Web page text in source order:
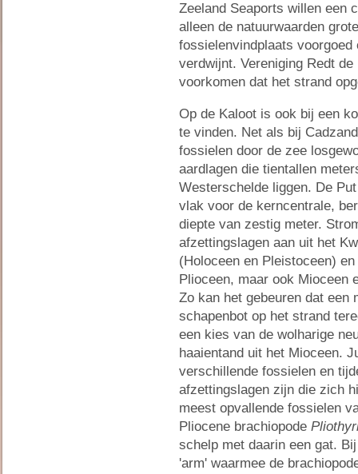
Zeeland Seaports willen een
alleen de natuurwaarden
fossielenvindplaats voorgoed
verdwijnt. Vereniging Redt
voorkomen dat het strand
Op de Kaloot is ook bij een
te vinden. Net als bij
fossielen door de zee
aardlagen die tientallen
Westerschelde liggen. De
vlak voor de kerncentrale,
diepte van zestig meter.
afzettingslagen aan uit het
(Holoceen en Pleistoceen)
Plioceen, maar ook Mioceen
Zo kan het gebeuren dat een
schapenbot op het strand
een kies van de wolharige
haaientand uit het Mioceen.
verschillende fossielen en
afzettingslagen zijn die zich
meest opvallende fossielen
Pliocene brachiopode
schelp met daarin een gat.
'arm' waarmee de